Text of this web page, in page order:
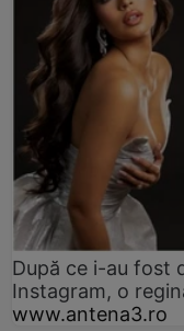
După ce i-au fost
Instagram, o
www.antena3.ro